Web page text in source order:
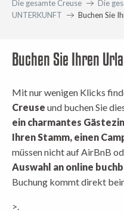
Die gesamte Creuse Die
UNTERKUNFT
Buchen Sie
Buchen Sie Ihren
Mit nur wenigen Klicks
Creuse und buchen Sie
ein charmantes
Ihren Stamm, einen
müssen nicht auf AirBnB
Auswahl an online
Buchung kommt direkt
>.